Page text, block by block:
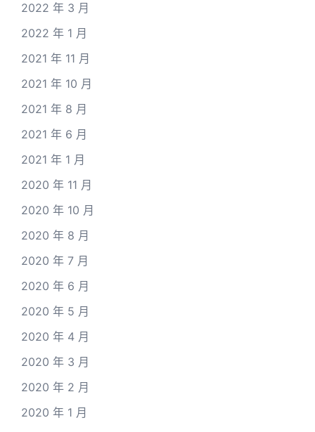
2022 年 3 月
2022 年 1 月
2021 年 11 月
2021 年 10 月
2021 年 8 月
2021 年 6 月
2021 年 1 月
2020 年 11 月
2020 年 10 月
2020 年 8 月
2020 年 7 月
2020 年 6 月
2020 年 5 月
2020 年 4 月
2020 年 3 月
2020 年 2 月
2020 年 1 月